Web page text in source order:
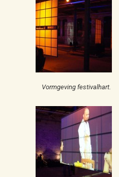
Vormgeving festivalhart.